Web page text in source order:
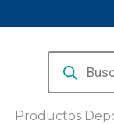
Products
search
Productos